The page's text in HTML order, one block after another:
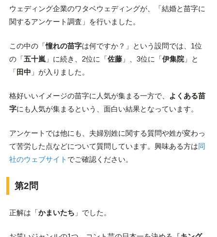
ウェディング企業のワタベウェディングが、「結婚と苗字に
関するアンケート調査」を行いました。
この中の「憧れの苗字は何ですか？」という設問では、1位
の「五十嵐」に続き、2位に「佐藤」、3位に「伊集院」と
「 田中 」が入りました。
格好いいイメージの苗字に人気が集まる一方で、
よくある苗
字にも人気が集まるという、面白い結果となっています。
アンケートでは他にも、夫婦別姓に関する質問や姓が変わっ
て苦労した点などについて質問しています。興味ある方は同
社のウェブサイト でご確認ください。
第2問
正解は「かまいたち 」でした。